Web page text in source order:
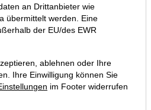
Uhlschmied
an Drittanbieter wie
übermittelt werden. Eine
der EU/des EWR
ablehnen oder Ihre
Ihre Einwilligung können Sie
im Footer widerrufen